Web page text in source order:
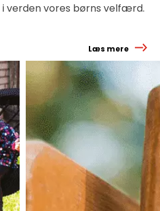
verden vores børns velfærd.
Læs mere